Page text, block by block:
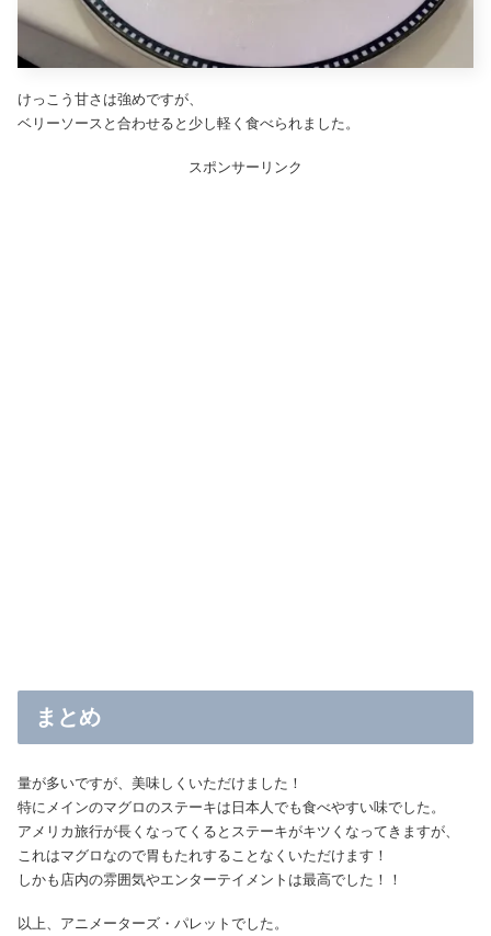
けっこう甘さは強めですが、
ベリーソースと合わせると少し軽く食べられました。
スポンサーリンク
まとめ
量が多いですが、美味しくいただけました！
特にメインのマグロのステーキは日本人でも食べやすい味でした。
アメリカ旅行が長くなってくるとステーキがキツくなってきますが、
これはマグロなので胃もたれすることなくいただけます！
しかも店内の雰囲気やエンターテイメントは最高でした！！
以上、アニメーターズ・パレットでした。